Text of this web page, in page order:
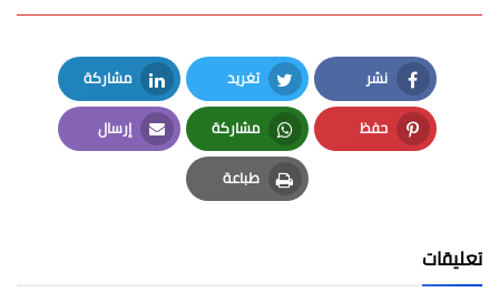
نشر
Facebook
تغريد
Twitter
مشاركة
LinkedIn
حفظ
Pinterest
مشاركة
Whatsapp
إرسال
Email
طباعة
Print
تعليقات